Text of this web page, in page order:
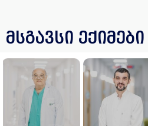
მსგავსი ექიმები